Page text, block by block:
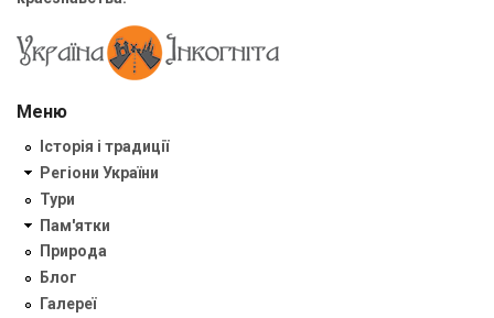
Меню
Історія і традиції
Регіони України
Тури
Пам'ятки
Природа
Блог
Галереї